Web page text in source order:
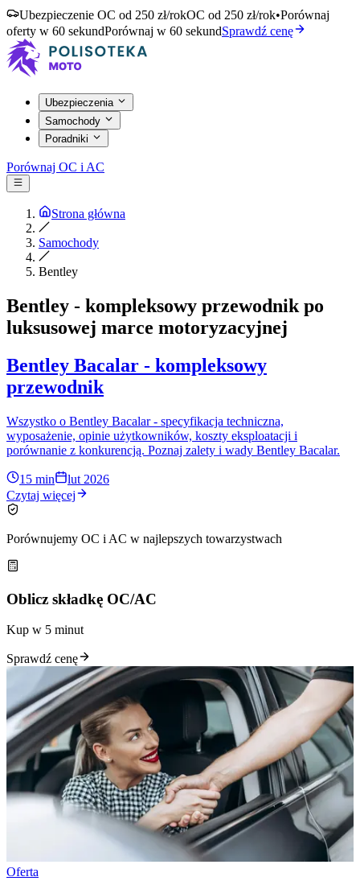
Ubezpieczenie OC od 250 zł/rokOC od 250 zł/rok•Porównaj
oferty w 60 sekundPorównaj w 60 sekundSprawdź cenę
Ubezpieczenia
Samochody
Poradniki
Porównaj OC i AC
Strona główna
Samochody
Bentley
Bentley - kompleksowy przewodnik po
luksusowej marce motoryzacyjnej
Bentley Bacalar - kompleksowy
przewodnik
Wszystko o Bentley Bacalar - specyfikacja techniczna,
wyposażenie, opinie użytkowników, koszty eksploatacji i
porównanie z konkurencją. Poznaj zalety i wady Bentley Bacalar.
15 min
lut 2026
Czytaj więcej
Porównujemy OC i AC w najlepszych towarzystwach
Oblicz składkę OC/AC
Kup w 5 minut
Sprawdź cenę
Oferta